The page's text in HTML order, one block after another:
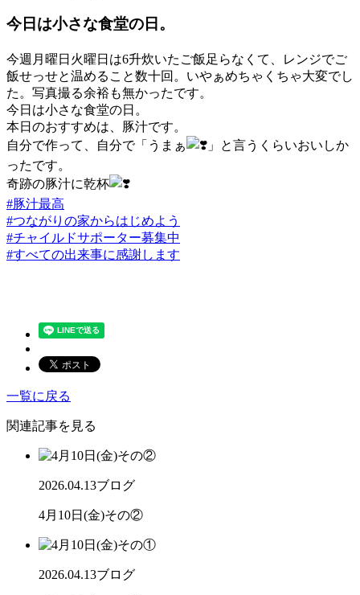
今日は小さな食堂の日。
今週月曜日火曜日は6升炊いたご飯足らなくて、レンジでご
飯せっせと温めること数十回。いやぁめちゃくちゃ大変でし
た。写真撮る余裕も無かったです。
今日は小さな食堂の日。
本日のおすすめは、豚汁です。
自分で作って、自分で「うまぁ
」と言うくらいおいしか
ったです。
奇跡の豚汁に乾杯
#豚汁最高
#つながりの家からはじめよう
#チャイルドサポーター募集中
#すべての出来事に感謝します
一覧に戻る
関連記事を見る
2026.04.13ブログ
4月10日(金)その②
2026.04.13ブログ